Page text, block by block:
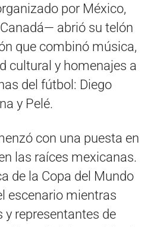
por México,
abrió su telón
que combinó música,
cultural y homenajes a
del fútbol: Diego
y Pelé.
con una puesta en
las raíces mexicanas.
de la Copa del Mundo
escenario mientras
y representantes de